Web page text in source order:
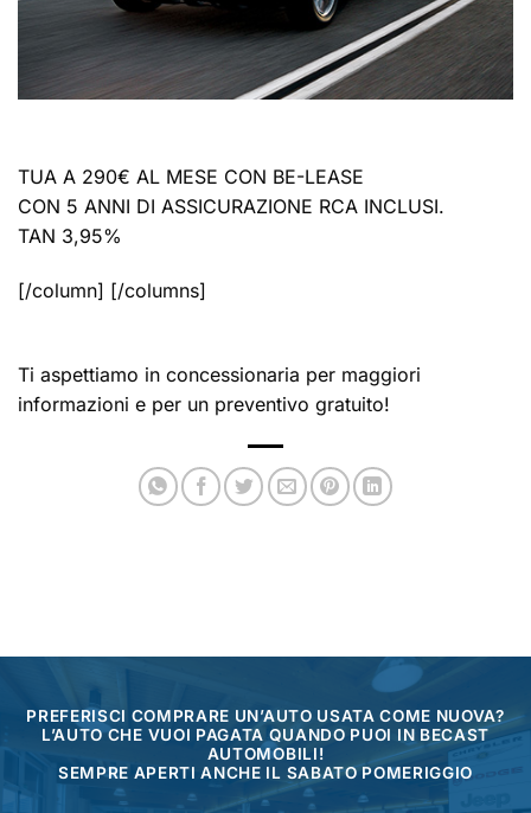
TUA A 290€ AL MESE CON BE-LEASE
CON 5 ANNI DI ASSICURAZIONE RCA INCLUSI.
TAN 3,95%
[/column] [/columns]
Ti aspettiamo in concessionaria per maggiori
informazioni e per un preventivo gratuito!
PREFERISCI COMPRARE UN’AUTO USATA COME NUOVA?
L’AUTO CHE VUOI PAGATA QUANDO PUOI IN BECAST
AUTOMOBILI!
SEMPRE APERTI ANCHE IL SABATO POMERIGGIO